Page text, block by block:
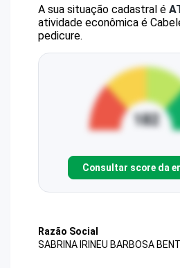
A sua situação cadastral é
atividade econômica é
pedicure.
Consultar score da
Razão Social
SABRINA IRINEU BARBOSA